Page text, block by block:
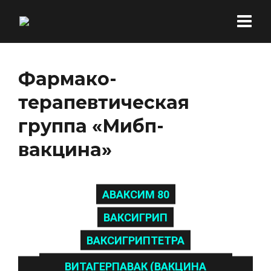
Фармако-
терапевтическая
группа «Мибп-
вакцина»
АВАКСИМ 80
ВАКСИГРИП
ВАКСИГРИПТЕТРА
ВАКЦИНА БРУЦЕЛЛЕЗНАЯ ЖИВАЯ
ВИТАГЕРПАВАК (ВАКЦИНА